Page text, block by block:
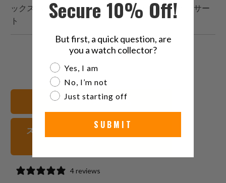
ックスSRPE05K1グリーンダイバーセラミックインサー
ト
こ
の
内
容
Twitter
有
す
Facebook
共
有
る
Pinterest
る
こ
に
すべてのバンドを見る
ステンレススチール 腕時計ストラッ
4 reviews
Secure 10% Off!
But first, a quick question, are
you a watch collector?
Are you a watch collector?
Yes, I am
No, I’m not
Just starting off
SUBMIT